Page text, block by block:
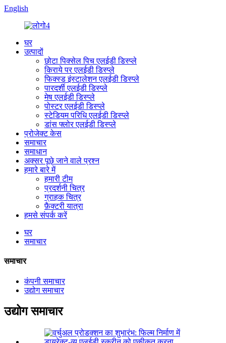
English
घर
उत्पादों
छोटा पिक्सेल पिच एलईडी डिस्प्ले
किराये पर एलईडी डिस्प्ले
फिक्स्ड इंस्टालेशन एलईडी डिस्प्ले
पारदर्शी एलईडी डिस्प्ले
मेष एलईडी डिस्प्ले
पोस्टर एलईडी डिस्प्ले
स्टेडियम परिधि एलईडी डिस्प्ले
डांस फ्लोर एलईडी डिस्प्ले
प्रोजेक्ट केस
समाचार
समाधान
अक्सर पूछे जाने वाले प्रश्न
हमारे बारे में
हमारी टीम
प्रदर्शनी चित्र
ग्राहक चित्र
फ़ैक्टरी यात्रा
हमसे संपर्क करें
घर
समाचार
समाचार
कंपनी समाचार
उद्योग समाचार
उद्योग समाचार